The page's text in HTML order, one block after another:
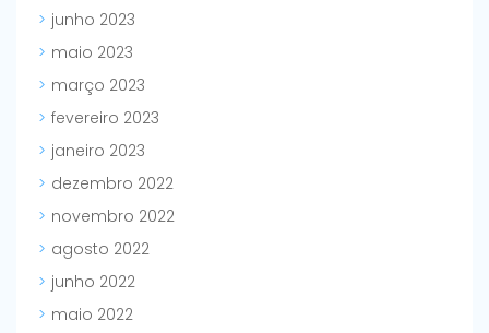
junho 2023
maio 2023
março 2023
fevereiro 2023
janeiro 2023
dezembro 2022
novembro 2022
agosto 2022
junho 2022
maio 2022